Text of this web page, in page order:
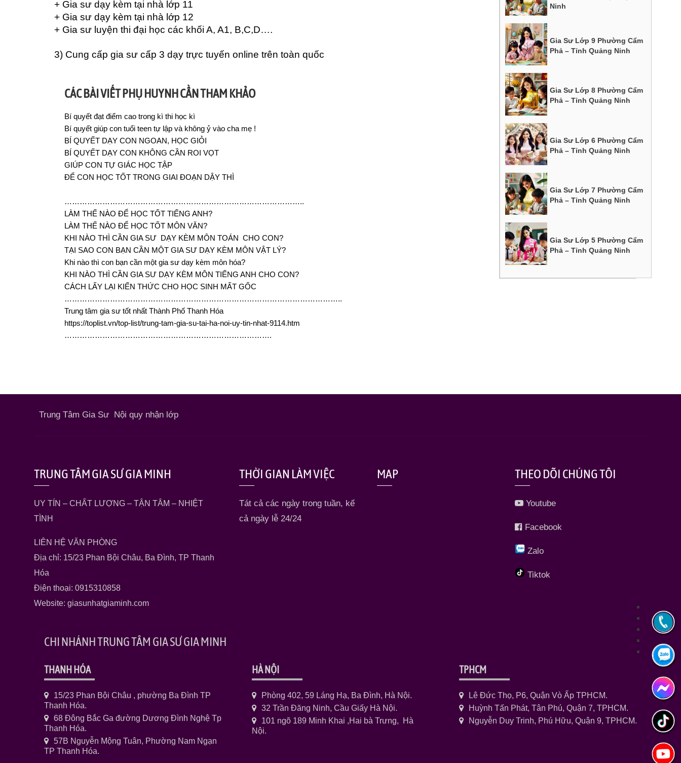
+ Gia sư dạy kèm tại nhà lớp 11
+ Gia sư dạy kèm tại nhà lớp 12
+ Gia sư luyện thi đại học các khối A, A1, B,C,D….
3) Cung cấp gia sư cấp 3 dạy trực tuyến online trên toàn quốc
CÁC BÀI VIẾT PHỤ HUYNH CẦN THAM KHẢO
Bí quyết đạt điểm cao trong kì thi học kì
Bí quyết giúp con tuổi teen tự lập và không ỷ vào cha mẹ !
BÍ QUYẾT DẠY CON NGOAN, HỌC GIỎI
BÍ QUYẾT DẠY CON KHÔNG CẦN ROI VỌT
GIÚP CON TỰ GIÁC HỌC TẬP
ĐỂ CON HỌC TỐT TRONG GIAI ĐOẠN DẬY THÌ
…………………………………………………………………………………..
LÀM THẾ NÀO ĐỂ HỌC TỐT TIẾNG ANH?
LÀM THẾ NÀO ĐỂ HỌC TỐT MÔN VĂN?
KHI NÀO THÌ CẦN GIA SƯ DẠY KÈM MÔN TOÁN CHO CON?
TẠI SAO CON BẠN CẦN MỘT GIA SƯ DẠY KÈM MÔN VẬT LÝ?
Khi nào thì con bạn cần một gia sư dạy kèm môn hóa?
KHI NÀO THÌ CẦN GIA SƯ DẠY KÈM MÔN TIẾNG ANH CHO CON?
CÁCH LẤY LẠI KIẾN THỨC CHO HỌC SINH MẤT GỐC
………………………………………………………………………………………………..
Trung tâm gia sư tốt nhất Thành Phố Thanh Hóa
https://toplist.vn/top-list/trung-tam-gia-su-tai-ha-noi-uy-tin-nhat-9114.htm
……………………………………………………………………….
Ninh
Gia Sư Lớp 9 Phường Cẩm
Phả – Tỉnh Quảng Ninh
Gia Sư Lớp 8 Phường Cẩm
Phả – Tỉnh Quảng Ninh
Gia Sư Lớp 6 Phường Cẩm
Phả – Tỉnh Quảng Ninh
Gia Sư Lớp 7 Phường Cẩm
Phả – Tỉnh Quảng Ninh
Gia Sư Lớp 5 Phường Cẩm
Phả – Tỉnh Quảng Ninh
Trung Tâm Gia Sư Nội quy nhận lớp
TRUNG TÂM GIA SƯ GIA MINH
UY TÍN – CHẤT LƯỢNG – TẬN TÂM – NHIỆT
TÌNH
LIÊN HỆ VĂN PHÒNG
Địa chỉ: 15/23 Phan Bội Châu, Ba Đình, TP Thanh
Hóa
Điện thoại: 0915310858
Website: giasunhatgiaminh.com
THỜI GIAN LÀM VIỆC
Tát cả các ngày trong tuần, kể
cả ngày lễ 24/24
MAP THEO DÕI CHÚNG TÔI
Youtube
Facebook
Zalo
Tiktok
CHI NHÁNH TRUNG TÂM GIA SƯ GIA MINH
THANH HÓA
15/23 Phan Bội Châu , phường Ba Đình TP
Thanh Hóa.
68 Đông Bắc Ga đường Dương Đình Nghệ Tp
Thanh Hóa.
57B Nguyễn Mộng Tuân, Phường Nam Ngạn
TP Thanh Hóa.
HÀ NỘI
Phòng 402, 59 Láng Hạ, Ba Đình, Hà Nội.
32 Trần Đăng Ninh, Cầu Giấy Hà Nội.
101 ngõ 189 Minh Khai ,Hai bà Trưng, Hà
Nội.
TPHCM
Lê Đức Thọ, P6, Quận Vò Ấp TPHCM.
Huỳnh Tấn Phát, Tân Phú, Quận 7, TPHCM.
Nguyễn Duy Trinh, Phú Hữu, Quận 9, TPHCM.